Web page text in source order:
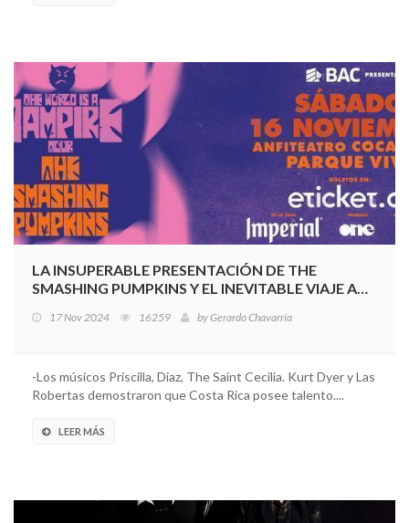
LA INSUPERABLE PRESENTACIÓN DE THE
SMASHING PUMPKINS Y EL INEVITABLE VIAJE A
17 Nov 2024 16259 byGerardo Chavarría
-Los músicos Priscilla, Diaz, The Saint Cecilia. Kurt Dyer y Las
Robertas demostraron que Costa Rica posee talento....
LEER MÁS